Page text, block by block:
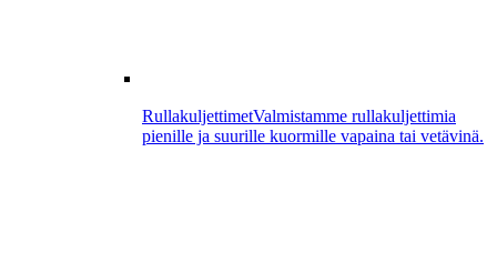
RullakuljettimetValmistamme rullakuljettimia
pienille ja suurille kuormille vapaina tai vetävinä.